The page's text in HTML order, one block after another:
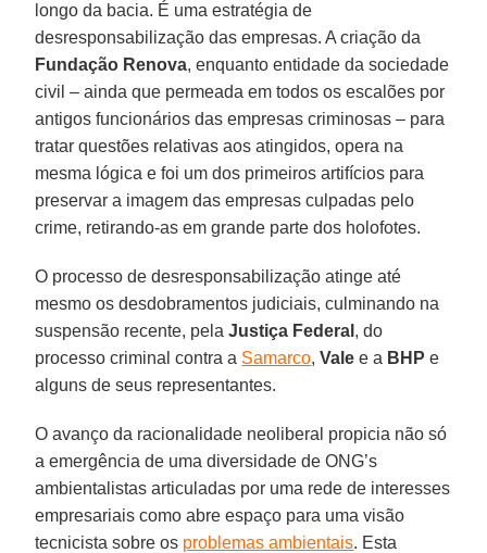
longo da bacia. É uma estratégia de
desresponsabilização das empresas. A criação da
Fundação Renova, enquanto entidade da sociedade
civil – ainda que permeada em todos os escalões por
antigos funcionários das empresas criminosas – para
tratar questões relativas aos atingidos, opera na
mesma lógica e foi um dos primeiros artifícios para
preservar a imagem das empresas culpadas pelo
crime, retirando-as em grande parte dos holofotes.
O processo de desresponsabilização atinge até
mesmo os desdobramentos judiciais, culminando na
suspensão recente, pelaJustiça Federal , do
processo criminal contra a Samarco,Vale e a BHP e
alguns de seus representantes.
O avanço da racionalidade neoliberal propicia não só
a emergência de uma diversidade de ONG’s
ambientalistas articuladas por uma rede de interesses
empresariais como abre espaço para uma visão
tecnicista sobre os problemas ambientais. Esta